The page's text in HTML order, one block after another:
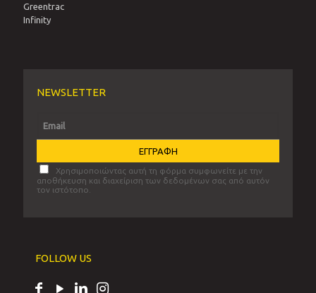
Greentrac
Infinity
NEWSLETTER
Χρησιμοποιώντας αυτή τη φόρμα συμφωνείτε με την
αποθήκευση και διαχείριση των δεδομένων σας από αυτόν
τον ιστότοπο.
FOLLOW US